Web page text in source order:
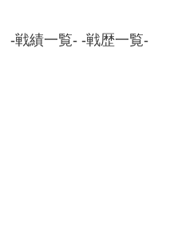
戦績一覧- -戦歴一覧-